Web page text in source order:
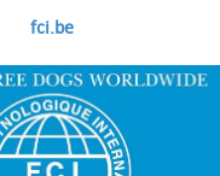
fci.be